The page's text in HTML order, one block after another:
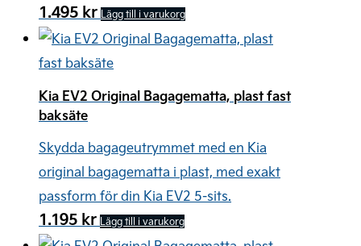
1.495 kr Lägg till i varukorg
Kia EV2 Original Bagagematta, plast fast
baksäte
Skydda bagageutrymmet med en Kia
original bagagematta i plast, med exakt
passform för din Kia EV2 5-sits.
1.195 kr Lägg till i varukorg